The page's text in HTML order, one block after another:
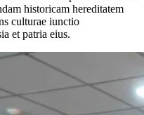
historicam hereditatem
culturae iunctio
et patria eius.